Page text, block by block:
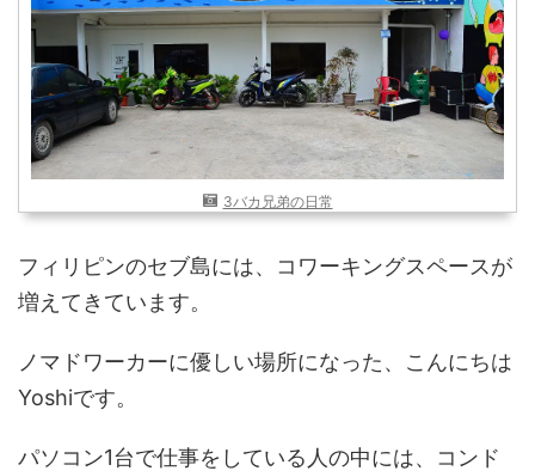
世界一周の準備
Web・ガジェット
スマホ・タブレット
PC・インターネット
ポケモンGO
AND OR
3バカ兄弟の日常
フィリピンのセブ島には、コワーキングスペースが
増えてきています。
ノマドワーカーに優しい場所になった、こんにちは
Yoshiです。
パソコン1台で仕事をしている人の中には、コンド